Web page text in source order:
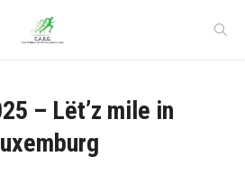
– Lët’z mile in